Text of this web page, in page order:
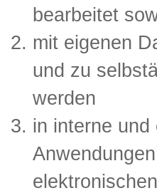
bearbeitet
mit eigenen
und zu
werden
in interne